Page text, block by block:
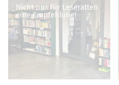
Nicht nur für Leseratten
eine Empfehlung!